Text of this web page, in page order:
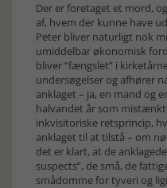
Der er foretaget et mord,
af, hvem der kunne have
Peter bliver naturligt nok
umiddelbar økonomisk
bliver ”fængslet” i
undersøgelser og afhører
anklaget – ja, en mand og
halvandet år som
inkvisitoriske retsprincip,
anklaget til at tilstå – om
det er klart, at de
suspects”, de små, de
smådomme for tyveri og